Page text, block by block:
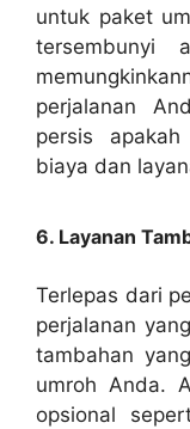
untuk paket
tersembunyi
perjalanan
persis
biaya dan
6. Layanan
Terlepas dari
perjalanan
tambahan
umroh Anda.
opsional